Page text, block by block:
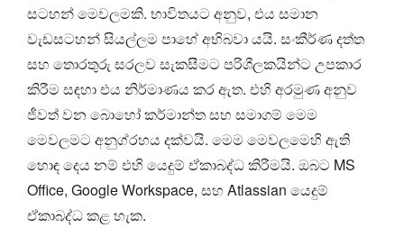
සටහන් මෙවලමකි. භාවිතයට අනුව, එය සමාන
වැඩසටහන් සියල්ලම පාහේ අභිබවා යයි. සංකීර්ණ දත්ත
සහ තොරතුරු සරලව සැකසීමට පරිශීලකයින්ට උපකාර
කිරීම සඳහා එය නිර්මාණය කර ඇත. එහි අරමුණ අනුව
ජීවත් වන බොහෝ කර්මාන්ත සහ සමාගම් මෙම
මෙවලමට අනුග්රහය දක්වයි. මෙම මෙවලමෙහි ඇති
හොඳ දෙය නම් එහි යෙදුම් ඒකාබද්ධ කිරීමයි. ඔබට MS
Office, Google Workspace, සහ Atlassian යෙදුම්
ඒකාබද්ධ කළ හැක.